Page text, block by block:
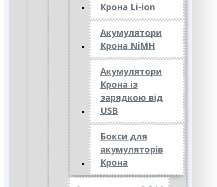
Крона Li-ion
Акумулятори
Крона NiMH
Акумулятори
Крона із
зарядкою від
USB
Бокси для
акумуляторів
Крона